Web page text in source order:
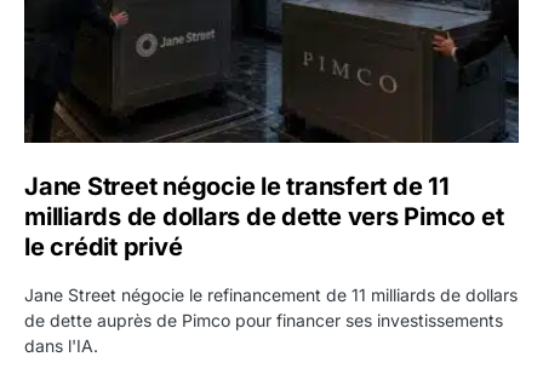
Jane Street négocie le transfert de 11
milliards de dollars de dette vers Pimco et
le crédit privé
Jane Street négocie le refinancement de 11 milliards de dollars
de dette auprès de Pimco pour financer ses investissements
dans l'IA.